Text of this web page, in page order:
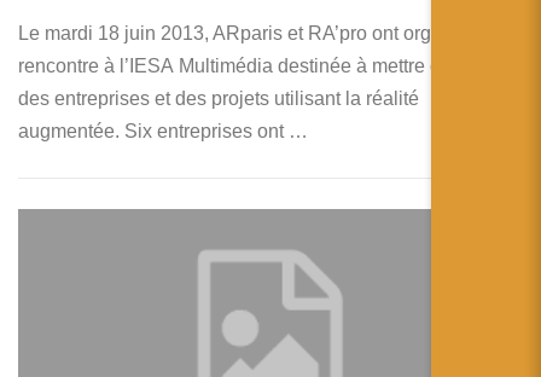
Le mardi 18 juin 2013, ARparis et RA’pro ont organisé une
rencontre à l’IESA Multimédia destinée à mettre en avant
des entreprises et des projets utilisant la réalité
augmentée. Six entreprises ont …